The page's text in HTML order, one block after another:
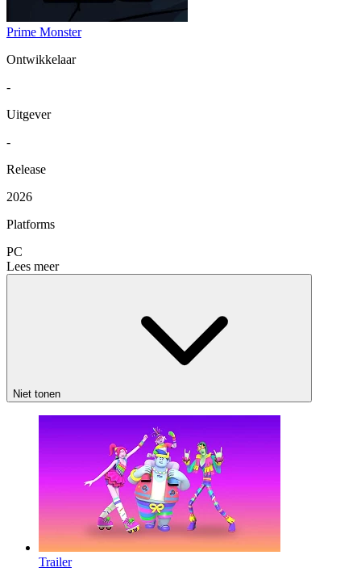
Prime Monster
Ontwikkelaar
-
Uitgever
-
Release
2026
Platforms
PC
Lees meer
Niet tonen
Trailer